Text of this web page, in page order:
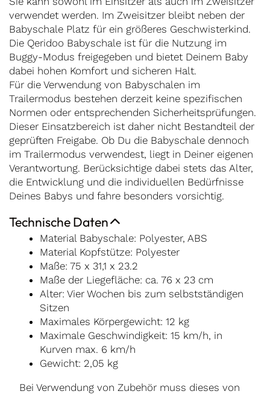
verwendet werden. Im Zweisitzer bleibt neben der
Babyschale Platz für ein größeres Geschwisterkind.
Die Qeridoo Babyschale ist für die Nutzung im
Buggy-Modus freigegeben und bietet Deinem Baby
dabei hohen Komfort und sicheren Halt.
Für die Verwendung von Babyschalen im
Trailermodus bestehen derzeit keine spezifischen
Normen oder entsprechenden Sicherheitsprüfungen.
Dieser Einsatzbereich ist daher nicht Bestandteil der
geprüften Freigabe. Ob Du die Babyschale dennoch
im Trailermodus verwendest, liegt in Deiner eigenen
Verantwortung. Berücksichtige dabei stets das Alter,
die Entwicklung und die individuellen Bedürfnisse
Deines Babys und fahre besonders vorsichtig.
Technische Daten
Material Babyschale: Polyester, ABS
Material Kopfstütze: Polyester
Maße: 75 x 31,1 x 23.2
Maße der Liegefläche: ca. 76 x 23 cm
Alter: Vier Wochen bis zum selbstständigen
Sitzen
Maximales Körpergewicht: 12 kg
Maximale Geschwindigkeit: 15 km/h, in
Kurven max. 6 km/h
Gewicht: 2,05 kg
Bei Verwendung von Zubehör muss dieses von